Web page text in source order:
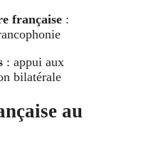
française :
: appui aux
bilatérale
au